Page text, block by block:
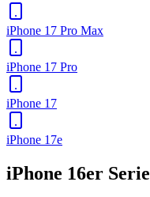
iPhone 17 Pro Max
iPhone 17 Pro
iPhone 17
iPhone 17e
iPhone 16er Serie